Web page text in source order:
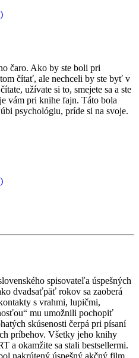
čaro. Ako by ste boli pri
čítať, ale nechceli by ste byť v
užívate si to, smejete sa a ste
vám pri knihe fajn. Táto bola
psychológiu, príde si na svoje.
spisovateľa úspešných
dvadsaťpäť rokov sa zaoberá
s vrahmi, lupičmi,
mu umožnili pochopiť
skúsenosti čerpá pri písaní
príbehov. Všetky jeho knihy
a okamžite sa stali bestsellermi.
nakrútený úspešný akčný film.